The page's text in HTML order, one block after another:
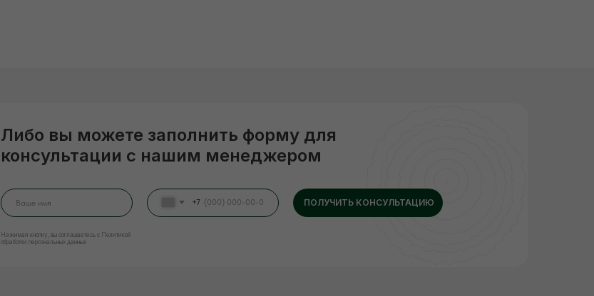
Либо вы можете заполнить форму для
консультации с нашим менеджером
Нажимая кнопку, вы соглашаетесь с Политикой
обработки персональных данных
+7 ПОЛУЧИТЬ КОНСУЛЬТАЦИЮ